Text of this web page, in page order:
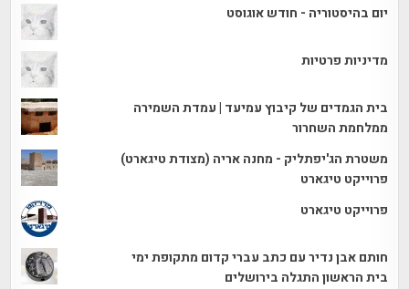
יום בהיסטוריה - חודש אוגוסט
מדיניות פרטיות
בית הגמדים של קיבוץ עמיעד | עמדת השמירה
ממלחמת השחרור
משטרת הג'יפתליק - מחנה אריה (מצודת טיגארט)
פרוייקט טיגארט
פרוייקט טיגארט
חותם אבן נדיר עם כתב עברי קדום מתקופת ימי
בית הראשון התגלה בירושלים